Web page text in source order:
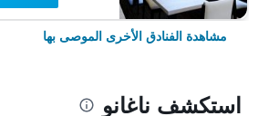
مشاهدة الفنادق الأخرى الموصى بها
استكشف ناغانو